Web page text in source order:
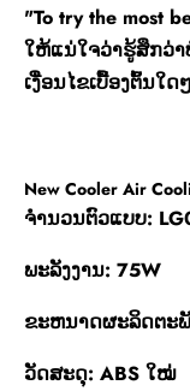
"To try the most
ໃຫ້ແນ່ໃຈວ່າຮູ້ສຶກວ່າ
ເງື່ອນໄຂເບື້ອງຕົ້ນໃດ
New Cooler Air
ຈໍານວນຕົວແບບ:
ພະລັງງານ: 75W
ຂະຫນາດຜະລິດຕະ
ວັດສະດຸ: ABS ໃໝ່